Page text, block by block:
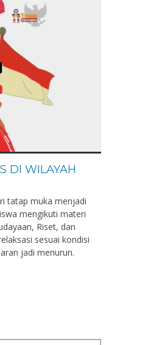
DI WILAYAH
tatap muka menjadi
mengikuti materi
Riset, dan
sesuai kondisi
jadi menurun.